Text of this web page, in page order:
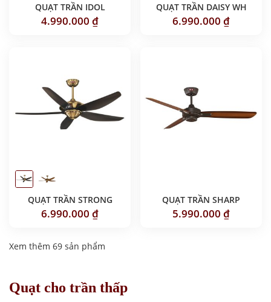
QUẠT TRẦN IDOL
4.990.000 ₫
QUẠT TRẦN DAISY WH
6.990.000 ₫
QUẠT TRẦN STRONG
6.990.000 ₫
QUẠT TRẦN SHARP
5.990.000 ₫
Xem thêm 69 sản phẩm
Quạt cho trần thấp